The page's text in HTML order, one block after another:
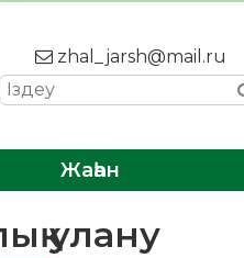
zhal_jarsh@mail.ru
Жаһан
улану